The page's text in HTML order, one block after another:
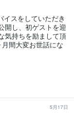
スをしていただき
開し、初ゲストを迎
気持ちを励まして頂
間大変お世話にな
5月17日